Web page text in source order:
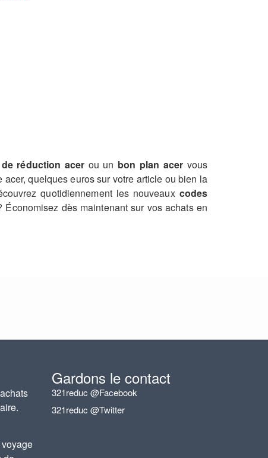
réduction acer ou un bon plan acer vous
quelques euros sur votre article ou bien la
quotidiennement les nouveaux codes
dès maintenant sur vos achats en
Gardons le contact
321reduc @Facebook
321reduc @Twitter